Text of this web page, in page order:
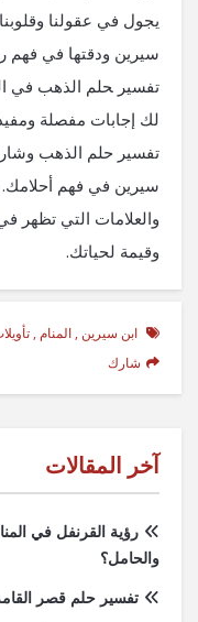
يجول في عقولنا‍
سيرين ودقتها في فهم
⁢تفسير ‍حلم⁣ الذهب في
لك إجابات⁣ مفصلة
تفسير حلم الذهب‌
سيرين في⁢ فهم أحلامك.
والعلامات التي ⁤تظهر
وقيمة لحياتك.
ابن سيرين , المنام ,
شارك
آخر المقالات
رؤية القرنفل في
والحامل؟
تفسير حلم قصر